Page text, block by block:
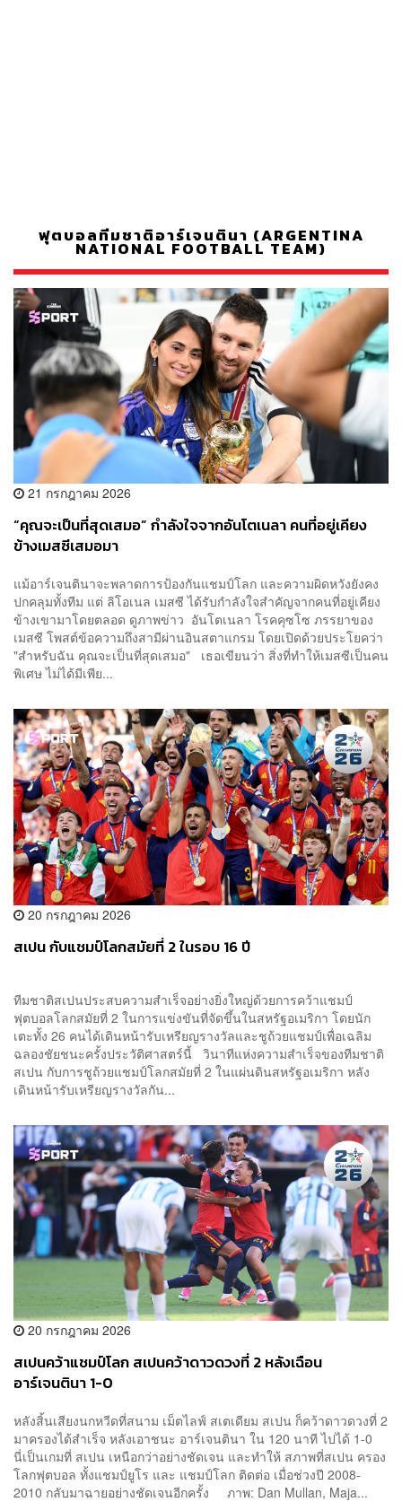
ฟุตบอลทีมชาติอาร์เจนตินา (ARGENTINA
NATIONAL FOOTBALL TEAM)
21 กรกฎาคม 2026
“คุณจะเป็นที่สุดเสมอ” กำลังใจจากอันโตเนลา คนที่อยู่เคียง
ข้างเมสซีเสมอมา
แม้อาร์เจนตินาจะพลาดการป้องกันแชมป์โลก และความผิดหวังยังคง
ปกคลุมทั้งทีม แต่ ลิโอเนล เมสซี ได้รับกำลังใจสำคัญจากคนที่อยู่เคียง
ข้างเขามาโดยตลอด ดูภาพข่าว อันโตเนลา โรคคุซโซ ภรรยาของ
เมสซี โพสต์ข้อความถึงสามีผ่านอินสตาแกรม โดยเปิดด้วยประโยคว่า
"สำหรับฉัน คุณจะเป็นที่สุดเสมอ" เธอเขียนว่า สิ่งที่ทำให้เมสซีเป็นคน
พิเศษ ไม่ได้มีเพีย...
20 กรกฎาคม 2026
สเปน กับแชมป์โลกสมัยที่ 2 ในรอบ 16 ปี
ทีมชาติสเปนประสบความสำเร็จอย่างยิ่งใหญ่ด้วยการคว้าแชมป์
ฟุตบอลโลกสมัยที่ 2 ในการแข่งขันที่จัดขึ้นในสหรัฐอเมริกา โดยนัก
เตะทั้ง 26 คนได้เดินหน้ารับเหรียญรางวัลและชูถ้วยแชมป์เพื่อเฉลิม
ฉลองชัยชนะครั้งประวัติศาสตร์นี้ วินาทีแห่งความสำเร็จของทีมชาติ
สเปน กับการชูถ้วยแชมป์โลกสมัยที่ 2 ในแผ่นดินสหรัฐอเมริกา หลัง
เดินหน้ารับเหรียญรางวัลกัน...
20 กรกฎาคม 2026
สเปนคว้าแชมป์โลก สเปนคว้าดาวดวงที่ 2 หลังเฉือน
อาร์เจนตินา 1-0
หลังสิ้นเสียงนกหวีดที่สนาม เม็ตไลฟ์ สเตเดียม สเปน ก็คว้าดาวดวงที่ 2
มาครองได้สำเร็จ หลังเอาชนะ อาร์เจนตินา ใน 120 นาที ไปได้ 1-0
นี่เป็นเกมที่ สเปน เหนือกว่าอย่างชัดเจน และทำให้ สภาพที่สเปน ครอง
โลกฟุตบอล ทั้งแชมป์ยูโร และ แชมป์โลก ติดต่อ เมื่อช่วงปี 2008-
2010 กลับมาฉายอย่างชัดเจนอีกครั้ง ภาพ: Dan Mullan, Maja...